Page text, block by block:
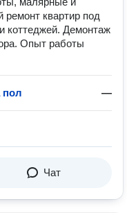
квартир под
коттеджей. Демонтаж
Опыт работы
пол —
Чат